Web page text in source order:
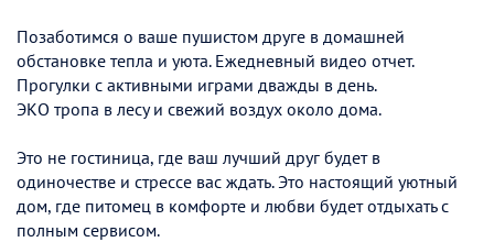
Позаботимся о ваше пушистом друге в домашней
обстановке тепла и уюта. Ежедневный видео отчет.
Прогулки с активными играми дважды в день.
ЭКО тропа в лесу и свежий воздух около дома.
Это не гостиница, где ваш лучший друг будет в
одиночестве и стрессе вас ждать. Это настоящий уютный
дом, где питомец в комфорте и любви будет отдыхать с
полным сервисом.